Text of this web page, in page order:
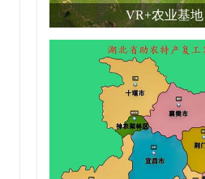
VR+农业基